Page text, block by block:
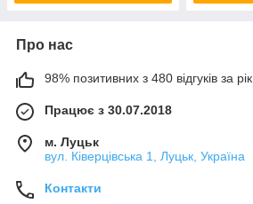
Про нас
98% позитивних з 480 відгуків за рік
Працює з 30.07.2018
м. Луцьк
вул. Ківерцівська 1, Луцьк, Україна
Контакти